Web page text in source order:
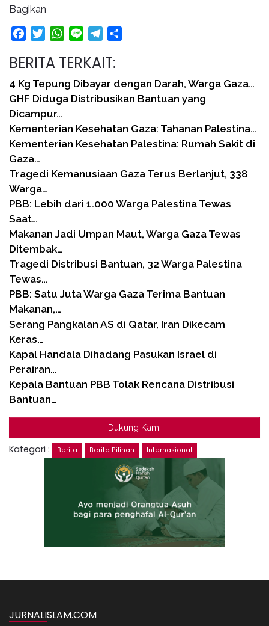
Bagikan
FacebookTwitterWhatsApp
Line Telegram
BERITA TERKAIT:
4 Kg Tepung Dibayar dengan Darah, Warga Gaza…
GHF Diduga Distribusikan Bantuan yang
Dicampur…
Kementerian Kesehatan Gaza: Tahanan Palestina…
Kementerian Kesehatan Palestina: Rumah Sakit di
Gaza…
Tragedi Kemanusiaan Gaza Terus Berlanjut, 338
Warga…
PBB: Lebih dari 1.000 Warga Palestina Tewas
Saat…
Makanan Jadi Umpan Maut, Warga Gaza Tewas
Ditembak…
Tragedi Distribusi Bantuan, 32 Warga Palestina
Tewas…
PBB: Satu Juta Warga Gaza Terima Bantuan
Makanan,…
Serang Pangkalan AS di Qatar, Iran Dikecam
Keras…
Kapal Handala Dihadang Pasukan Israel di
Perairan…
Kepala Bantuan PBB Tolak Rencana Distribusi
Bantuan…
Dukung Kami
Kategori : Berita Berita Pilihan Internasional
JURNALISLAM.COM